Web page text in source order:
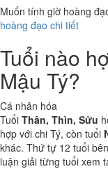
Muốn tính giờ hoàng
hoàng đạo chi tiết
Tuổi nào
Mậu Tý?
Cá nhân hóa
Tuổi Thân, Thìn, Sửu
hợp với chi Tý, còn tuổi
khác. Thứ tự 12 tuổi
luận giải từng tuổi xem